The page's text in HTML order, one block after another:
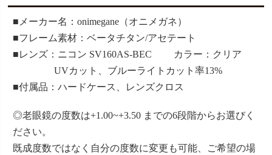
■メーカー名：onimegane（オニメガネ）
■フレーム素材：ベータチタン/アセテート
■レンズ：ニコン SV160AS-BEC カラー：クリア
UVカット、ブルーライトカット率13%
■付属品：ハードケース、レンズクロス
◎老眼鏡の度数は+1.00~+3.50 までの6段階からお選びく
ださい。
既成度数ではなく自分の度数に変更も可能、ご希望の場